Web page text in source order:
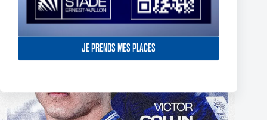
JE PRENDS MES PLACES